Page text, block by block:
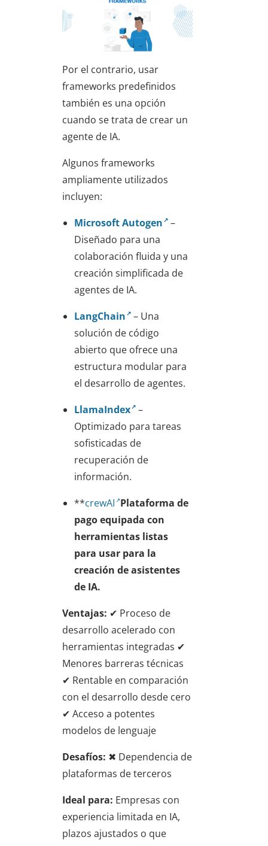
Por el contrario, usar
frameworks predefinidos
también es una opción
cuando se trata de crear un
agente de IA.
Algunos frameworks
ampliamente utilizados
incluyen:
Microsoft Autogen
–
Diseñado para una
colaboración fluida y una
creación simplificada de
agentes de IA.
LangChain
– Una
solución de código
abierto que ofrece una
estructura modular para
el desarrollo de agentes.
LlamaIndex –
Optimizado para tareas
sofisticadas de
recuperación de
información.
**crewAI Plataforma de
pago equipada con
herramientas listas
para usar para la
creación de asistentes
de IA.
Ventajas: ✔ Proceso de
desarrollo acelerado con
herramientas integradas ✔
Menores barreras técnicas
✔ Rentable en comparación
con el desarrollo desde cero
✔ Acceso a potentes
modelos de lenguaje
Desafíos: ✖ Dependencia de
plataformas de terceros
Ideal para: Empresas con
experiencia limitada en IA,
plazos ajustados o que